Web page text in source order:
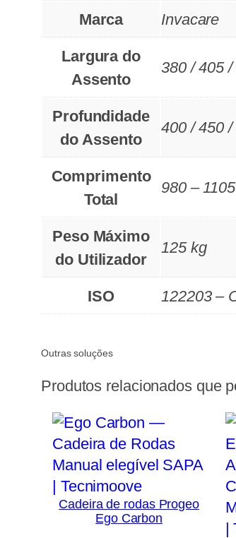
Marca Invacare
Largura do
Assento
380 / 405
Profundidade
do Assento
400 / 450
Comprimento
Total
980 –
Peso Máximo
do Utilizador
125 kg
ISO 122203 –
Outras soluções
Produtos relacionados que
Cadeira de rodas Progeo
Ego Carbon